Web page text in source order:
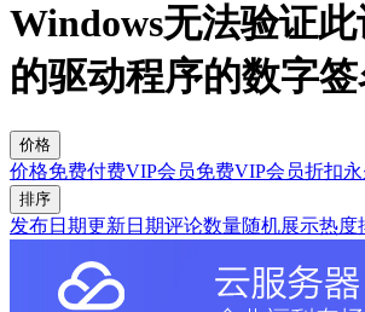
Windows无法验证
的驱动程序的数字签
价格
价格免费付费VIP会员免费VIP会员折扣
排序
发布日期更新日期评论数量随机展示热度